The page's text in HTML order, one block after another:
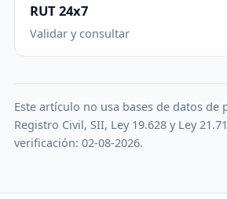
RUT 24x7
Validar y consultar
Este artículo no usa bases de datos de
Registro Civil, SII, Ley 19.628 y Ley
verificación: 02-08-2026.